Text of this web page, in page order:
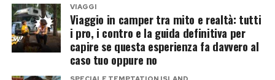
Procura sulle consulenze alle consulenze. Mi fa
sorridere che si pensi che qualcuno possa aver
detto “hai sbagliato a misurare, rimisura”: siamo
proprio nella fantascienza con
VIAGGI
Viaggio in camper tra mito e realtà: tutti
i pro, i contro e la guida definitiva per
capire se questa esperienza fa davvero al
caso tuo oppure no